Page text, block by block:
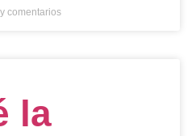
comentarios
la